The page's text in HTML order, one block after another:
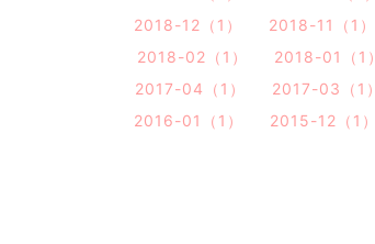
2018-12（1）
2018-11（1）
2018-02（1）
2018-01（1）
2017-04（1）
2017-03（1）
2016-01（1）
2015-12（1）